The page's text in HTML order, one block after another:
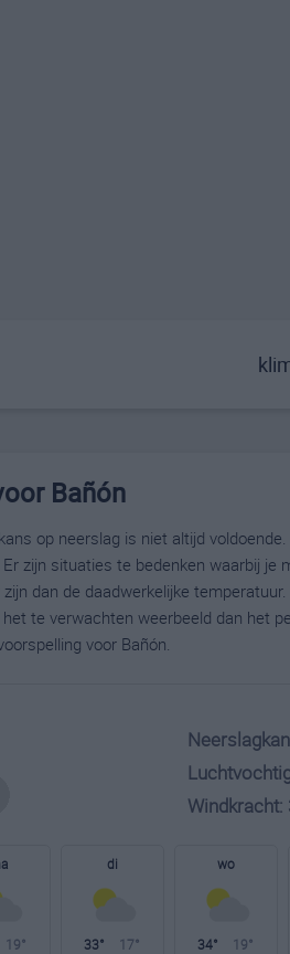
Bañón
op neerslag is niet altijd
zijn situaties te bedenken waarbij je
dan de daadwerkelijke
te verwachten weerbeeld dan het
voor Bañón.
Windkracht:
19°
di
33° 17°
wo
34° 19°